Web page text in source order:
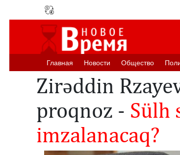
Главная Новости Oбщество
Zirəddin
proqnoz - Sülh
imzalanacaq?